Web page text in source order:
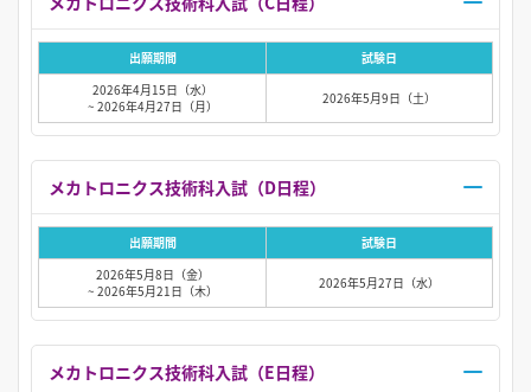
出願期間
試験日
2026年4月15日（水）
~ 2026年4月27日（月）
2026年5月9日（土）
出願期間
試験日
2026年5月8日（金）
~ 2026年5月21日（木）
2026年5月27日（水）